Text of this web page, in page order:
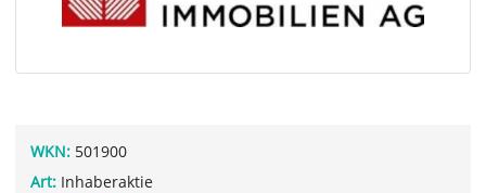
WKN: 501900
Art: Inhaberaktie